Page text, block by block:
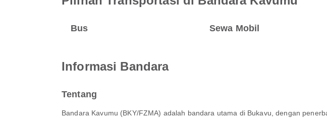
Bus Sewa Mobil
Informasi Bandara
Tentang
Bandara Kavumu (BKY/FZMA) adalah bandara utama di Bukavu, dengan